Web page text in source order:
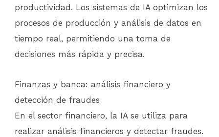
productividad. Los sistemas de IA optimizan los
procesos de producción y análisis de datos en
tiempo real, permitiendo una toma de
decisiones más rápida y precisa.
Finanzas y banca: análisis financiero y
detección de fraudes
En el sector financiero, la IA se utiliza para
realizar análisis financieros y detectar fraudes.